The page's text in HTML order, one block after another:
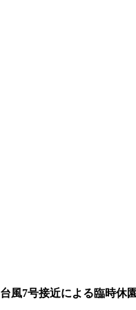
台風7号接近による臨時休